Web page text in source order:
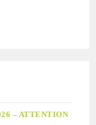
– ATTENTION